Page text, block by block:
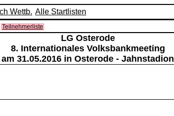
Wettb. Alle Startlisten
Teilnehmerliste
LG Osterode
8. Internationales Volksbankmeeting
am 31.05.2016 in Osterode - Jahnstadion